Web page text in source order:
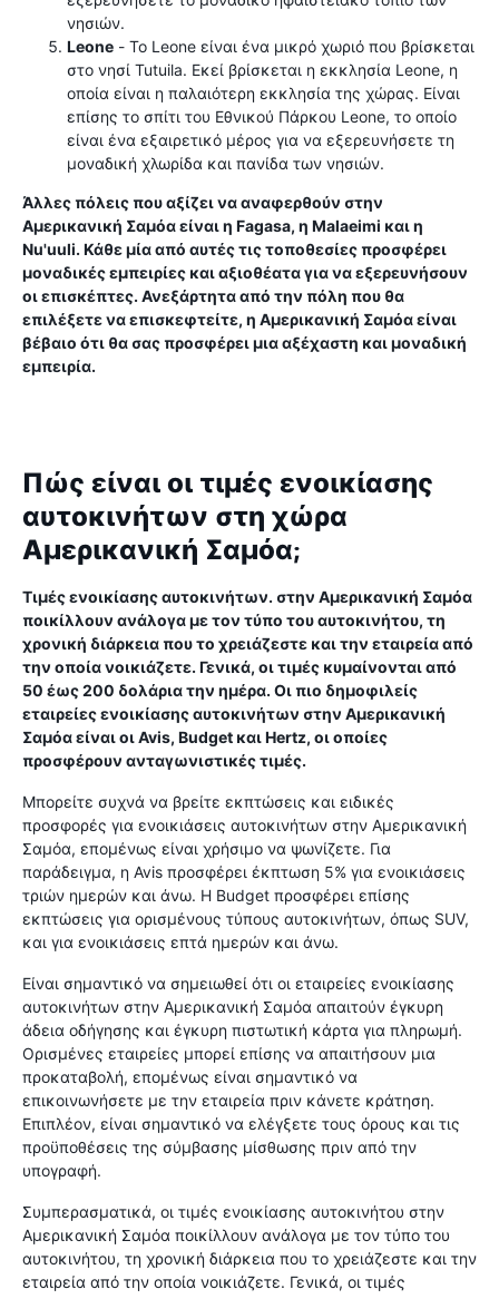
νησιών.
Leone - Το Leone είναι ένα μικρό χωριό που βρίσκεται
στο νησί Tutuila. Εκεί βρίσκεται η εκκλησία Leone, η
οποία είναι η παλαιότερη εκκλησία της χώρας. Είναι
επίσης το σπίτι του Εθνικού Πάρκου Leone, το οποίο
είναι ένα εξαιρετικό μέρος για να εξερευνήσετε τη
μοναδική χλωρίδα και πανίδα των νησιών.
Άλλες πόλεις που αξίζει να αναφερθούν στην
Αμερικανική Σαμόα είναι η Fagasa, η Malaeimi και η
Nu'uuli. Κάθε μία από αυτές τις τοποθεσίες προσφέρει
μοναδικές εμπειρίες και αξιοθέατα για να εξερευνήσουν
οι επισκέπτες. Ανεξάρτητα από την πόλη που θα
επιλέξετε να επισκεφτείτε, η Αμερικανική Σαμόα είναι
βέβαιο ότι θα σας προσφέρει μια αξέχαστη και μοναδική
εμπειρία.
Πώς είναι οι τιμές ενοικίασης
αυτοκινήτων στη χώρα
Αμερικανική Σαμόα;
Τιμές ενοικίασης αυτοκινήτων. στην Αμερικανική Σαμόα
ποικίλλουν ανάλογα με τον τύπο του αυτοκινήτου, τη
χρονική διάρκεια που το χρειάζεστε και την εταιρεία από
την οποία νοικιάζετε. Γενικά, οι τιμές κυμαίνονται από
50 έως 200 δολάρια την ημέρα. Οι πιο δημοφιλείς
εταιρείες ενοικίασης αυτοκινήτων στην Αμερικανική
Σαμόα είναι οι Avis, Budget και Hertz, οι οποίες
προσφέρουν ανταγωνιστικές τιμές.
Μπορείτε συχνά να βρείτε εκπτώσεις και ειδικές
προσφορές για ενοικιάσεις αυτοκινήτων στην Αμερικανική
Σαμόα, επομένως είναι χρήσιμο να ψωνίζετε. Για
παράδειγμα, η Avis προσφέρει έκπτωση 5% για ενοικιάσεις
τριών ημερών και άνω. Η Budget προσφέρει επίσης
εκπτώσεις για ορισμένους τύπους αυτοκινήτων, όπως SUV,
και για ενοικιάσεις επτά ημερών και άνω.
Είναι σημαντικό να σημειωθεί ότι οι εταιρείες ενοικίασης
αυτοκινήτων στην Αμερικανική Σαμόα απαιτούν έγκυρη
άδεια οδήγησης και έγκυρη πιστωτική κάρτα για πληρωμή.
Ορισμένες εταιρείες μπορεί επίσης να απαιτήσουν μια
προκαταβολή, επομένως είναι σημαντικό να
επικοινωνήσετε με την εταιρεία πριν κάνετε κράτηση.
Επιπλέον, είναι σημαντικό να ελέγξετε τους όρους και τις
προϋποθέσεις της σύμβασης μίσθωσης πριν από την
υπογραφή.
Συμπερασματικά, οι τιμές ενοικίασης αυτοκινήτου στην
Αμερικανική Σαμόα ποικίλλουν ανάλογα με τον τύπο του
αυτοκινήτου, τη χρονική διάρκεια που το χρειάζεστε και την
εταιρεία από την οποία νοικιάζετε. Γενικά, οι τιμές